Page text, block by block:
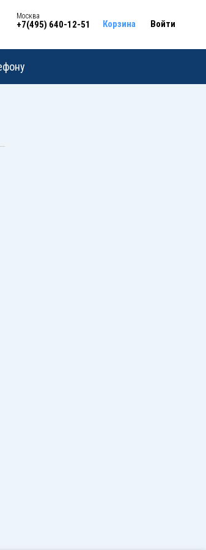
Москва
+7(495) 640-12-51 Корзина Войти